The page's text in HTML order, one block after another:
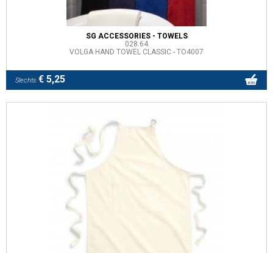
SG ACCESSORIES - TOWELS
028.64
VOLGA HAND TOWEL CLASSIC - TO4007
Slechts € 5,25